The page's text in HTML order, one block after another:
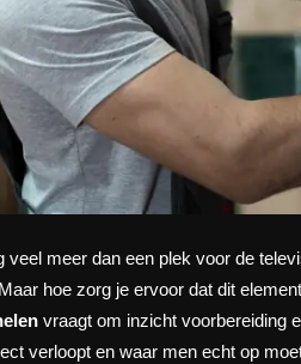
veel meer dan een plek voor de
hoe zorg je ervoor dat dit
vraagt om inzicht voorbereiding
verloopt en waar men echt op